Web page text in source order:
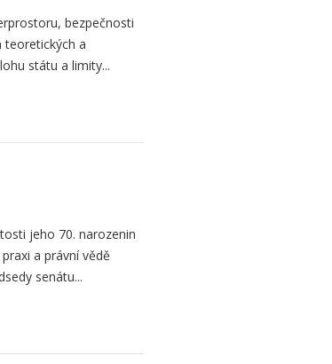
bezpečnosti
teoretických a
státu a limity...
jeho 70. narozenin
a právní vědě
senátu...